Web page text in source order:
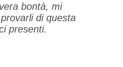
bontà, mi
di questa
presenti.